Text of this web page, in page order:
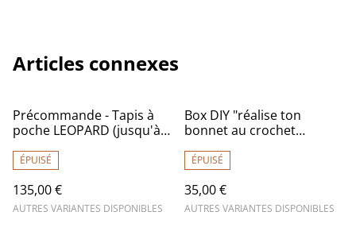
Articles connexes
Précommande - Tapis à
poche LEOPARD (jusqu'à
ÉPUISÉ
135,00 €
AUTRES VARIANTES DISPONIBLES
Box DIY "réalise ton
bonnet au crochet
ÉPUISÉ
35,00 €
AUTRES VARIANTES DISPONIBLES